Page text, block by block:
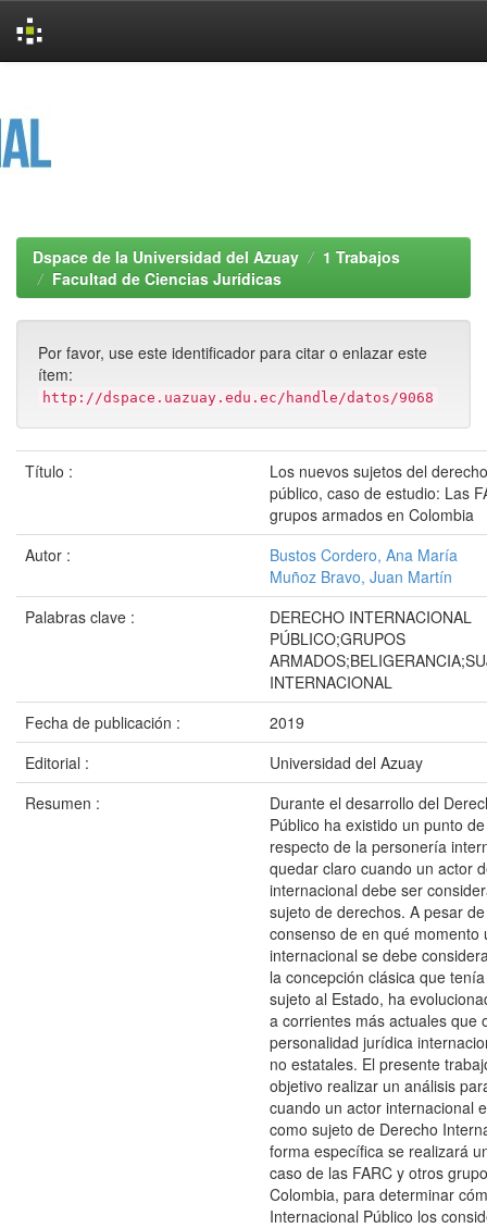
Dspace de la Universidad del Azuay
1 Trabajos
Facultad de Ciencias Jurídicas
Por favor, use este identificador para citar o enlazar este
ítem:
http://dspace.uazuay.edu.ec/handle/datos/9068
Título :
Los nuevos sujetos del
público, caso de estudio: Las
grupos armados en Colombia
Autor :
Bustos Cordero, Ana María
Muñoz Bravo, Juan Martín
Palabras clave :
DERECHO INTERNACIONAL
PÚBLICO;GRUPOS
INTERNACIONAL
Fecha de publicación :
2019
Editorial :
Universidad del Azuay
Resumen :
Durante el desarrollo del
Público ha existido un punto
respecto de la personería
quedar claro cuando un actor
internacional debe ser
sujeto de derechos. A pesar
consenso de en qué momento
internacional se debe
la concepción clásica que
sujeto al Estado, ha
a corrientes más actuales que
personalidad jurídica
no estatales. El presente
objetivo realizar un análisis
cuando un actor internacional
como sujeto de Derecho
forma específica se realizará
caso de las FARC y otros
Colombia, para determinar
Internacional Público los